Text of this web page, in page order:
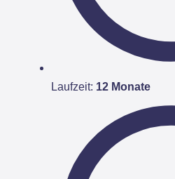
Laufzeit: 12 Monate